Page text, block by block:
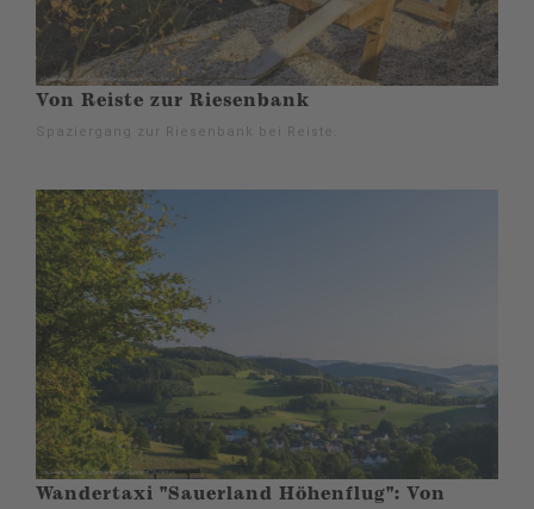
Von Reiste zur Riesenbank
Spaziergang zur Riesenbank bei Reiste.
Wandertaxi "Sauerland Höhenflug": Von